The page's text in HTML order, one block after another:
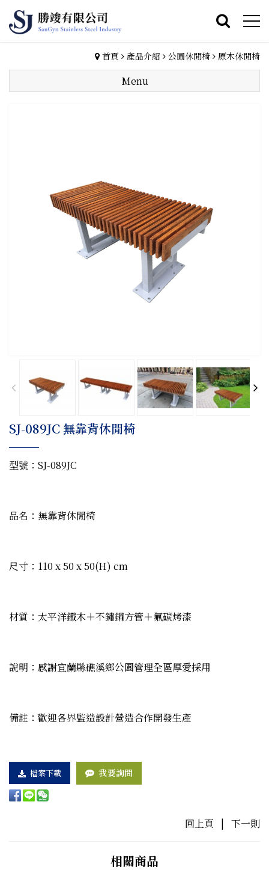
首頁 產品介紹 公園休閒椅 原木休閒椅
Menu
SJ-089JC 無靠背休閒椅
型號：SJ-089JC
品名：無靠背休閒椅
尺寸：110 x 50 x 50(H) cm
材質：太平洋鐵木＋不鏽鋼方管＋氟碳烤漆
說明：感謝宜蘭縣礁溪鄉公園管理全區厚愛採用
備註：歡迎各界監造設計營造合作開發生產
檔案下載 我要詢問
回上頁 | 下一則
相關商品